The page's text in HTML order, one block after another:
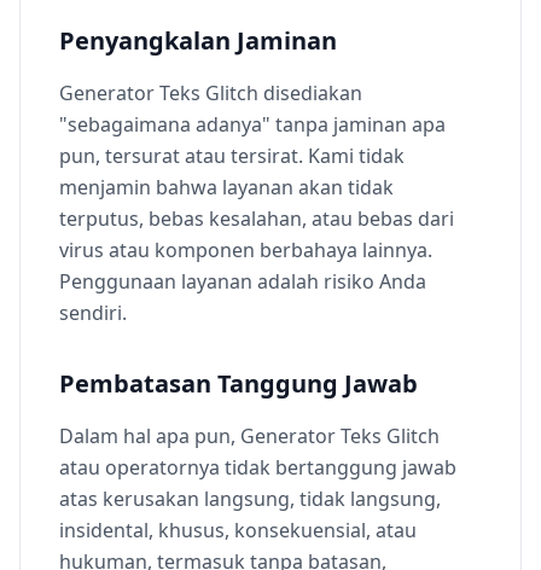
Penyangkalan Jaminan
Generator Teks Glitch disediakan
"sebagaimana adanya" tanpa jaminan apa
pun, tersurat atau tersirat. Kami tidak
menjamin bahwa layanan akan tidak
terputus, bebas kesalahan, atau bebas dari
virus atau komponen berbahaya lainnya.
Penggunaan layanan adalah risiko Anda
sendiri.
Pembatasan Tanggung Jawab
Dalam hal apa pun, Generator Teks Glitch
atau operatornya tidak bertanggung jawab
atas kerusakan langsung, tidak langsung,
insidental, khusus, konsekuensial, atau
hukuman, termasuk tanpa batasan,